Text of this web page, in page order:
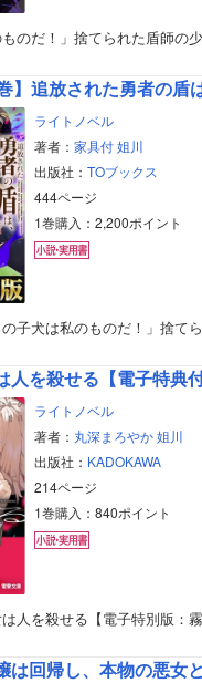
ものだ！」捨てられた盾師
】追放された勇者の盾
ライトノベル
著者： 家具付 姐川
出版社： TOブックス
444ページ
1巻購入：2,200ポイント
の子犬は私のものだ！」捨
人を殺せる【電子特典付
ライトノベル
著者： 丸深まろやか 姐川
出版社： KADOKAWA
214ページ
1巻購入：840ポイント
人を殺せる【電子特別版：
は回帰し、本物の悪女